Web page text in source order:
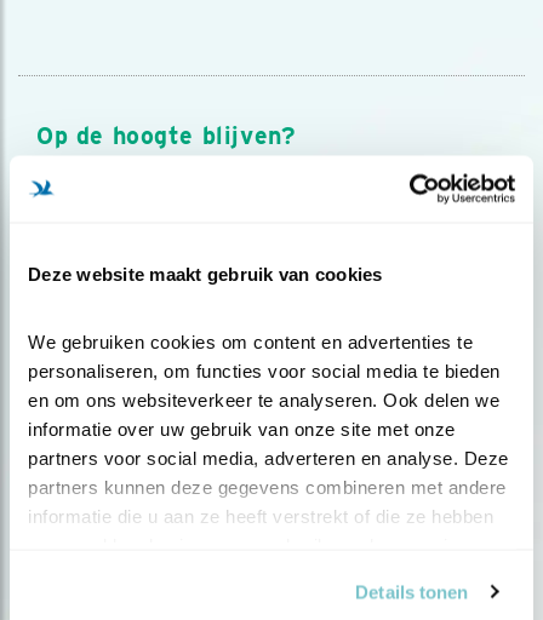
Deze website maakt gebruik van cookies
We gebruiken cookies om content en advertenties te
personaliseren, om functies voor social media te bieden
en om ons websiteverkeer te analyseren. Ook delen we
informatie over uw gebruik van onze site met onze
partners voor social media, adverteren en analyse. Deze
partners kunnen deze gegevens combineren met andere
informatie die u aan ze heeft verstrekt of die ze hebben
Details tonen
Op de hoogte blijven?
Meld je aan en ontvang nieuws, inspiratie, acties en tips
over vogels en activiteiten van Vogelbescherming.